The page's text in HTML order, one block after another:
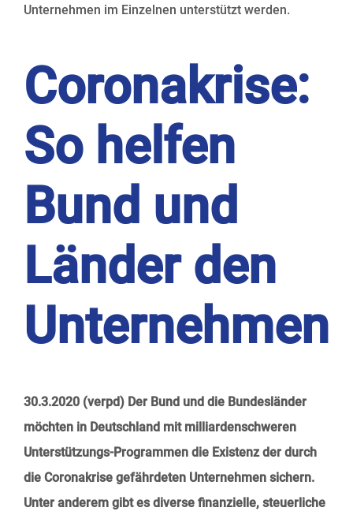
Unternehmen im Einzelnen unterstützt werden.
Coronakrise:
So helfen
Bund und
Länder den
Unternehmen
30.3.2020 (verpd) Der Bund und die Bundesländer
möchten in Deutschland mit milliardenschweren
Unterstützungs-Programmen die Existenz der durch
die Coronakrise gefährdeten Unternehmen sichern.
Unter anderem gibt es diverse finanzielle, steuerliche